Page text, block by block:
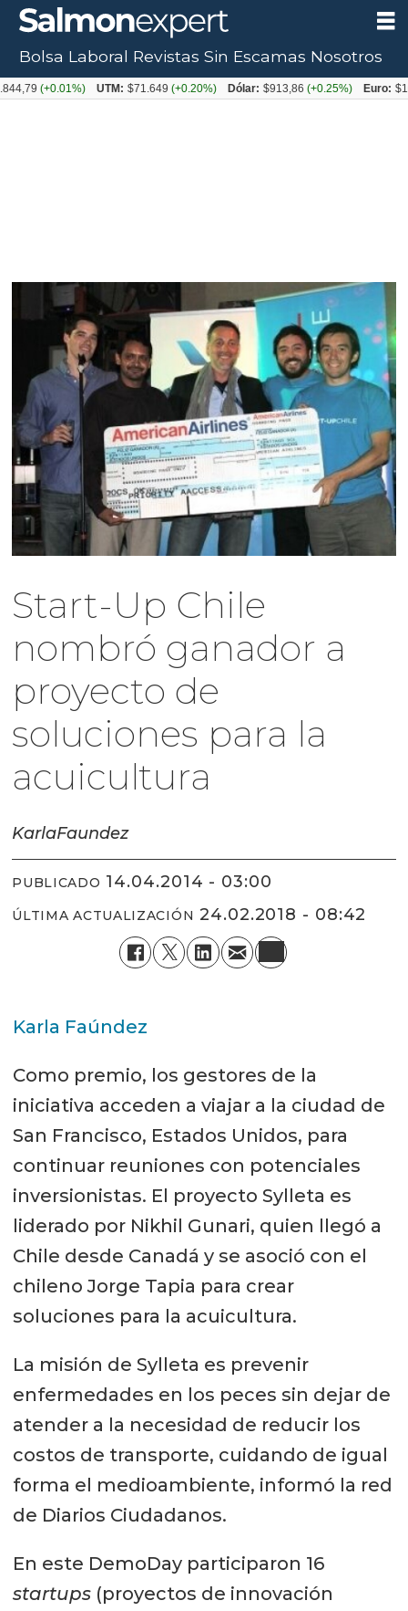
Start-Up Chile
nombró ganador a
proyecto de
soluciones para la
acuicultura
KarlaFaundez
PUBLICADO 14.04.2014 - 03:00
ÚLTIMA ACTUALIZACIÓN 24.02.2018 - 08:42
Karla Faúndez
Como premio, los gestores de la
iniciativa acceden a viajar a la ciudad de
San Francisco, Estados Unidos, para
continuar reuniones con potenciales
inversionistas. El proyecto Sylleta es
liderado por Nikhil Gunari, quien llegó a
Chile desde Canadá y se asoció con el
chileno Jorge Tapia para crear
soluciones para la acuicultura.
La misión de Sylleta es prevenir
enfermedades en los peces sin dejar de
atender a la necesidad de reducir los
costos de transporte, cuidando de igual
forma el medioambiente, informó la red
de Diarios Ciudadanos.
En este DemoDay participaron 16
startups(proyectos de innovación
Bolsa Laboral Revistas Sin Escamas Nosotros
(+0.01%) UTM: $71.649(+0.20%) Dólar: $913,86(+0.25%) Euro: $1053,08